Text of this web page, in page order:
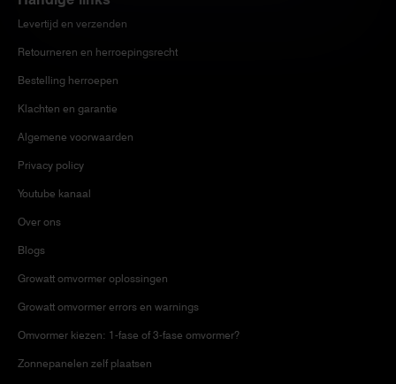
Levertijd en verzenden
Retourneren en herroepingsrecht
Bestelling herroepen
Klachten en garantie
Algemene voorwaarden
Privacy policy
Youtube kanaal
Over ons
Blogs
Growatt omvormer oplossingen
Growatt omvormer errors en warnings
Omvormer kiezen: 1-fase of 3-fase omvormer?
Zonnepanelen zelf plaatsen